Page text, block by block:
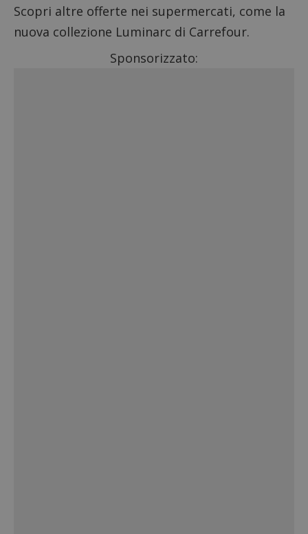
Scopri altre offerte nei supermercati, come la
nuova collezione Luminarc di Carrefour.
Sponsorizzato: